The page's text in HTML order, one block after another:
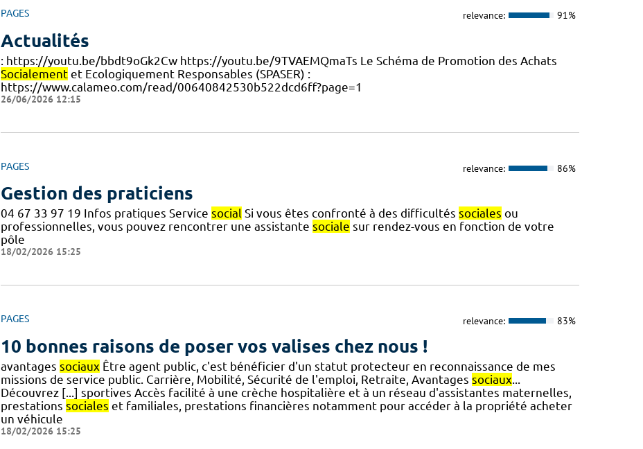
PAGES relevance: 91%
Actualités
: https://youtu.be/bbdt9oGk2Cw https://youtu.be/9TVAEMQmaTs Le Schéma de Promotion des Achats
Socialementet Ecologiquement Responsables (SPASER) :
https://www.calameo.com/read/00640842530b522dcd6ff?page=1
26/06/2026 12:15
PAGES relevance: 86%
Gestion des praticiens
04 67 33 97 19 Infos pratiques Service social Si vous êtes confronté à des difficultés sociales ou
professionnelles, vous pouvez rencontrer une assistante sociale sur rendez-vous en fonction de votre
pôle
18/02/2026 15:25
PAGES relevance: 83%
10 bonnes raisons de poser vos valises chez nous !
avantages sociaux Être agent public, c'est bénéficier d'un statut protecteur en reconnaissance de mes
missions de service public. Carrière, Mobilité, Sécurité de l'emploi, Retraite, Avantages sociaux...
Découvrez [...] sportives Accès facilité à une crèche hospitalière et à un réseau d'assistantes maternelles,
prestations sociales et familiales, prestations financières notamment pour accéder à la propriété acheter
un véhicule
18/02/2026 15:25